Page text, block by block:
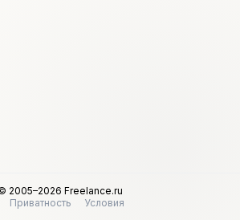
2005–2026 Freelance.ru
Приватность
Условия